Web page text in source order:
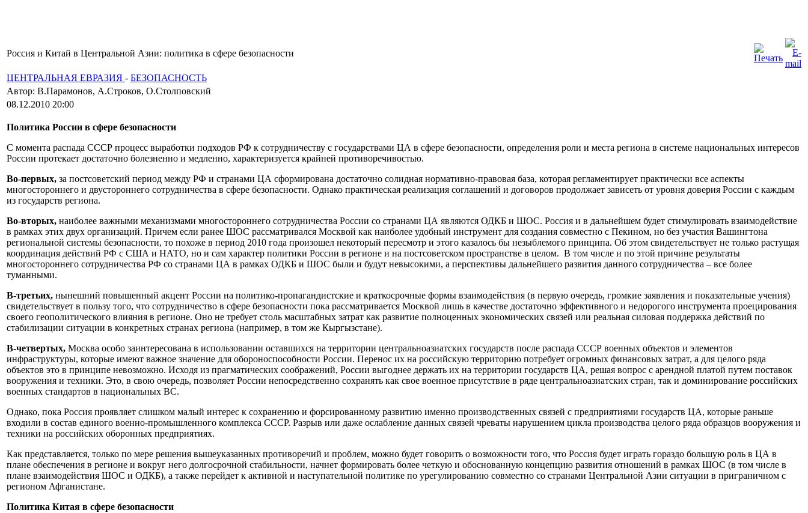
Россия и Китай в Центральной Азии: политика в сфере безопасности
ЦЕНТРАЛЬНАЯ ЕВРАЗИЯ - БЕЗОПАСНОСТЬ
Автор: В.Парамонов, А.Строков, О.Столповский
08.12.2010 20:00
Политика России в сфере безопасности
С момента распада СССР процесс выработки подходов РФ к сотрудничеству с государствами ЦА в сфере безопасности, определения роли и места региона в системе национальных интересов
России протекает достаточно болезненно и медленно, характеризуется крайней противоречивостью.
Во-первых, за постсоветский период между РФ и странами ЦА сформирована достаточно солидная нормативно-правовая база, которая регламентирует практически все аспекты
многостороннего и двустороннего сотрудничества в сфере безопасности. Однако практическая реализация соглашений и договоров продолжает зависеть от уровня доверия России с каждым
из государств региона.
Во-вторых, наиболее важными механизмами многостороннего сотрудничества России со странами ЦА являются ОДКБ и ШОС. Россия и в дальнейшем будет стимулировать взаимодействие
в рамках этих двух организаций. Причем если ранее ШОС рассматривался Москвой как наиболее удобный инструмент для создания совместно с Пекином, но без участия Вашингтона
региональной системы безопасности, то похоже в период 2010 года произошел некоторый пересмотр и этого казалось бы незыблемого принципа. Об этом свидетельствует не только растущая
координация действий РФ с США и НАТО, но и сам характер политики России в регионе и на постсоветском пространстве в целом. В том числе и по этой причине результаты
многостороннего сотрудничества РФ со странами ЦА в рамках ОДКБ и ШОС были и будут невысокими, а перспективы дальнейшего развития данного сотрудничества – все более
туманными.
В-третьих, нынешний повышенный акцент России на политико-пропагандистские и краткосрочные формы взаимодействия (в первую очередь, громкие заявления и показательные учения)
свидетельствует в пользу того, что сотрудничество в сфере безопасности пока рассматривается Москвой лишь в качестве достаточно эффективного и недорогого инструмента проецирования
своего геополитического влияния в регионе. Оно не требует столь масштабных затрат как развитие полноценных экономических связей или реальная силовая поддержка действий по
стабилизации ситуации в конкретных странах региона (например, в том же Кыргызстане).
В-четвертых, Москва особо заинтересована в использовании оставшихся на территории центральноазиатских государств после распада СССР военных объектов и элементов
инфраструктуры, которые имеют важное значение для обороноспособности России. Перенос их на российскую территорию потребует огромных финансовых затрат, а для целого ряда
объектов это в принципе невозможно. Исходя из прагматических соображений, России выгоднее держать их на территории государств ЦА, решая вопрос с арендной платой путем поставок
вооружения и техники. Это, в свою очередь, позволяет России непосредственно сохранять как свое военное присутствие в ряде центральноазиатских стран, так и доминирование российских
военных стандартов в национальных ВС.
Однако, пока Россия проявляет слишком малый интерес к сохранению и форсированному развитию именно производственных связей с предприятиями государств ЦА, которые раньше
входили в состав единого военно-промышленного комплекса СССР. Разрыв или даже ослабление данных связей чреваты нарушением цикла производства целого ряда образцов вооружения и
техники на российских оборонных предприятиях.
Как представляется, только по мере решения вышеуказанных противоречий и проблем, можно будет говорить о возможности того, что Россия будет играть гораздо большую роль в ЦА в
плане обеспечения в регионе и вокруг него долгосрочной стабильности, начнет формировать более четкую и обоснованную концепцию развития отношений в рамках ШОС (в том числе в
плане взаимодействия ШОС и ОДКБ), а также перейдет к активной и наступательной политике по урегулированию совместно со странами Центральной Азии ситуации в приграничном с
регионом Афганистане.
Политика Китая в сфере безопасности